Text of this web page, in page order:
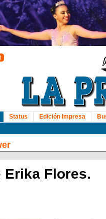
Status Edición Impresa
Erika Flores.